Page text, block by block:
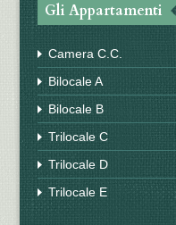
Gli Appartamenti
Camera C.C.
Bilocale A
Bilocale B
Trilocale C
Trilocale D
Trilocale E